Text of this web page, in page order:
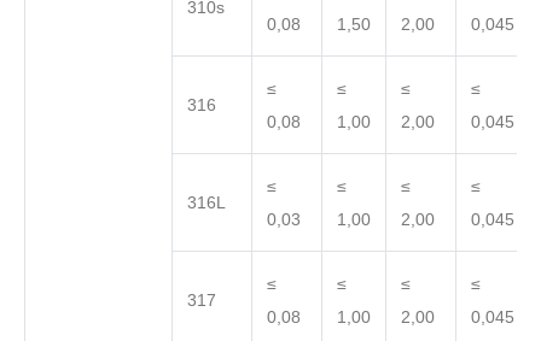
310s
0,08
1,50
2,00
0,045
316
≤
0,08
≤
1,00
≤
2,00
≤
0,045
316L
≤
0,03
≤
1,00
≤
2,00
≤
0,045
317
≤
0,08
≤
1,00
≤
2,00
≤
0,045